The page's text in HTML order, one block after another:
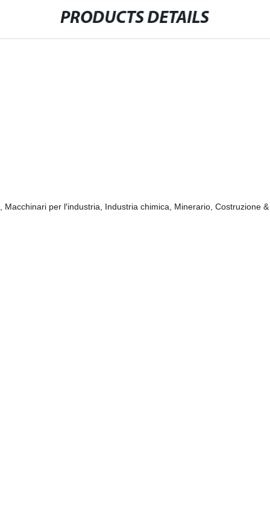
PRODUCTS DETAILS
per l′industria, Industria chimica, Minerario, Costruzione